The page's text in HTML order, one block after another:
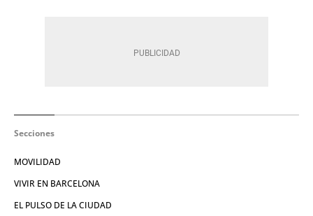
Secciones
MOVILIDAD
VIVIR EN BARCELONA
EL PULSO DE LA CIUDAD